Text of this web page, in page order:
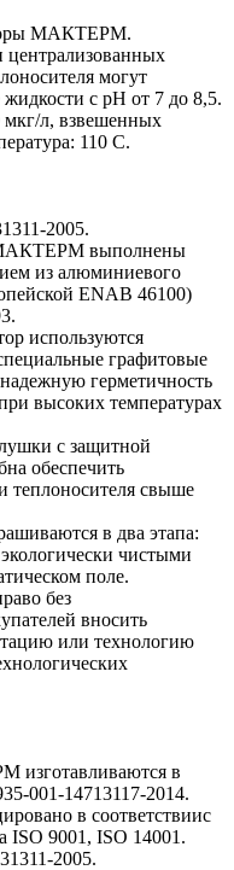
МАКТЕРМ.
могут
с рН от 7 до 8,5.
мкг/л, взвешенных
110 С.
2005.
МАКТЕРМ выполнены
из алюминиевого
ENAB 46100)
используются
графитовые
герметичность
высоких температурах
с защитной
обеспечить
теплоносителя свыше
в два этапа:
чистыми
поле.
без
вносить
или технологию
в
001-14713117-2014.
в соответствиис
ISO 9001, ISO 14001.
2005.